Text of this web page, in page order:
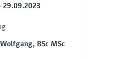
29.09.2023
BSc MSc